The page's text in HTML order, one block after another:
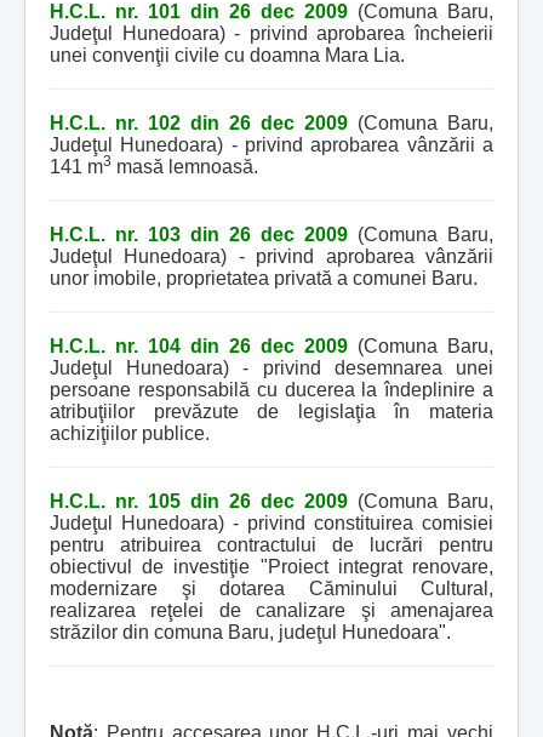
H.C.L. nr. 101 din 26 dec 2009 (Comuna Baru,
Judeţul Hunedoara) - privind aprobarea încheierii
unei convenţii civile cu doamna Mara Lia.
H.C.L. nr. 102 din 26 dec 2009 (Comuna Baru,
Judeţul Hunedoara) - privind aprobarea vânzării a
141 m3 masă lemnoasă.
H.C.L. nr. 103 din 26 dec 2009 (Comuna Baru,
Judeţul Hunedoara) - privind aprobarea vânzării
unor imobile, proprietatea privată a comunei Baru.
H.C.L. nr. 104 din 26 dec 2009 (Comuna Baru,
Judeţul Hunedoara) - privind desemnarea unei
persoane responsabilă cu ducerea la îndeplinire a
atribuţiilor prevăzute de legislaţia în materia
achiziţiilor publice.
H.C.L. nr. 105 din 26 dec 2009 (Comuna Baru,
Judeţul Hunedoara) - privind constituirea comisiei
pentru atribuirea contractului de lucrări pentru
obiectivul de investiţie "Proiect integrat renovare,
modernizare şi dotarea Căminului Cultural,
realizarea reţelei de canalizare şi amenajarea
străzilor din comuna Baru, judeţul Hunedoara".